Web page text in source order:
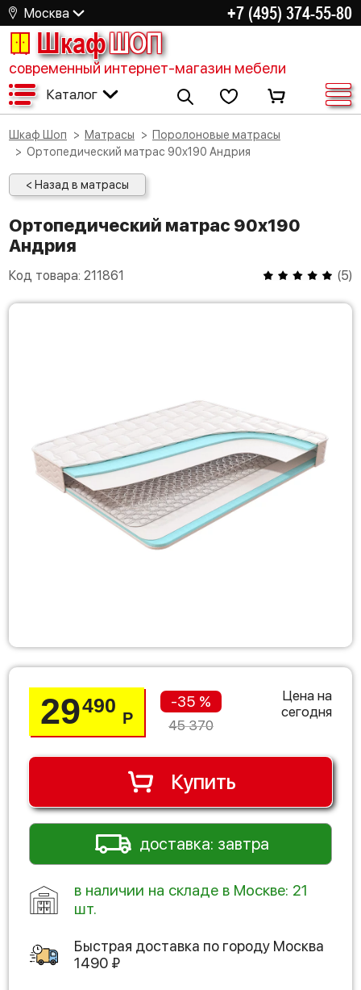
Москва +7 (495) 374-55-80
ШкафШОП
современный интернет-магазин мебели
Каталог
Шкаф Шоп Матрасы
Поролоновые матрасы
Ортопедический матрас 90х190 Андрия
< Назад в матрасы
Ортопедический матрас 90х190
Андрия
Код товара: 211861 (5)
29490
Р
-35 %
45 370
Цена на
сегодня
Купить
доставка: завтра
в наличии на складе в Москве: 21
шт.
Быстрая доставка по городу Москва
1490 ₽